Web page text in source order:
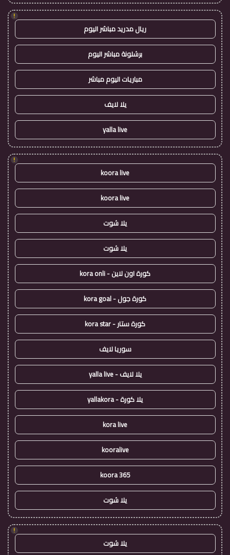
!
ريال مدريد مباشر اليوم
برشلونة مباشر اليوم
مباريات اليوم مباشر
يلا لايف
yalla live
!
koora live
koora live
يلا شوت
يلا شوت
كورة اون لاين - kora onli
كورة جول - kora goal
كورة ستار - kora star
سوريا لايف
يلا لايف - yalla live
يلا كورة - yallakora
kora live
kooralive
koora 365
يلا شوت
!
يلا شوت